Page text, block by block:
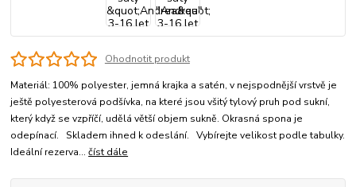
Ohodnotit produkt
Materiál: 100% polyester, jemná krajka a satén, v nejspodnější vrstvě je
ještě polyesterová podšívka, na které jsou všitý tylový pruh pod sukní,
který když se vzpříčí, udělá větší objem sukně. Okrasná spona je
odepínací. Skladem ihned k odeslání. Vybírejte velikost podle tabulky.
Ideální rezerva...číst dále